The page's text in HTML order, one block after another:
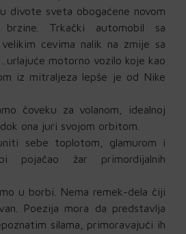
divote sveta obogaćene novom
Trkački automobil sa
cevima nalik na zmije sa
motorno vozilo koje kao
iz mitraljeza lepše je od Nike
čoveku za volanom, idealnoj
ona juri svojom orbitom.
sebe toplotom, glamurom i
pojačao žar primordijalnih
u borbi. Nema remek-dela čiji
Poezija mora da predstavlja
silama, primoravajući ih